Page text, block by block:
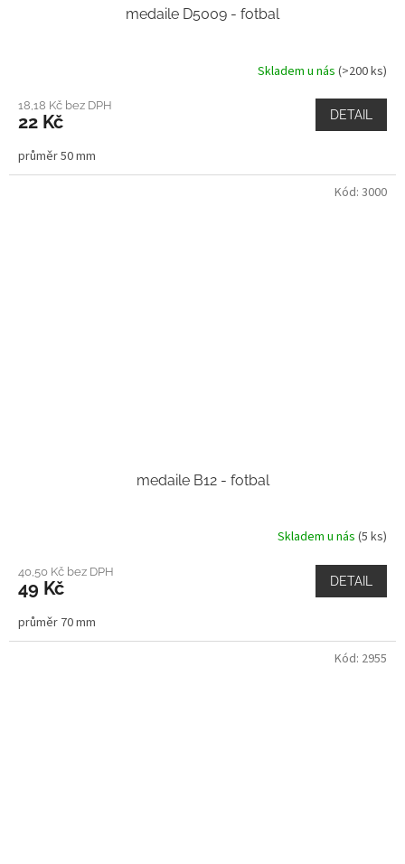
medaile D5009 - fotbal
Skladem u nás (>200 ks)
18,18 Kč bez DPH
22 Kč DETAIL
průměr 50 mm
medaile B12 - fotbal
Skladem u nás (5 ks)
40,50 Kč bez DPH
49 Kč DETAIL
průměr 70 mm
Kód: 3000
Kód: 2955